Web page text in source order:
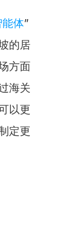
体”
的居
方面
海关
以更
定更